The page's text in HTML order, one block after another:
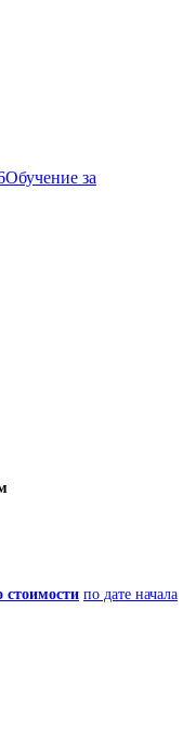
Обучение за
стоимости по дате начала